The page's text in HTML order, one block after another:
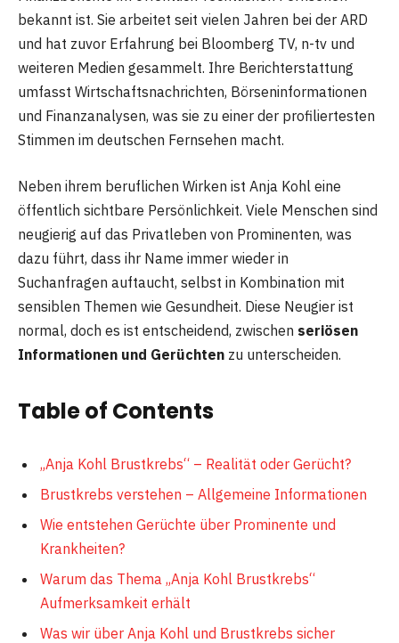
bekannt ist. Sie arbeitet seit vielen Jahren bei der ARD
und hat zuvor Erfahrung bei Bloomberg TV, n-tv und
weiteren Medien gesammelt. Ihre Berichterstattung
umfasst Wirtschaftsnachrichten, Börseninformationen
und Finanzanalysen, was sie zu einer der profiliertesten
Stimmen im deutschen Fernsehen macht.
Neben ihrem beruflichen Wirken ist Anja Kohl eine
öffentlich sichtbare Persönlichkeit. Viele Menschen sind
neugierig auf das Privatleben von Prominenten, was
dazu führt, dass ihr Name immer wieder in
Suchanfragen auftaucht, selbst in Kombination mit
sensiblen Themen wie Gesundheit. Diese Neugier ist
normal, doch es ist entscheidend, zwischen seriösen
Informationen und Gerüchten zu unterscheiden.
Table of Contents
„Anja Kohl Brustkrebs“ – Realität oder Gerücht?
Brustkrebs verstehen – Allgemeine Informationen
Wie entstehen Gerüchte über Prominente und
Krankheiten?
Warum das Thema „Anja Kohl Brustkrebs“
Aufmerksamkeit erhält
Was wir über Anja Kohl und Brustkrebs sicher